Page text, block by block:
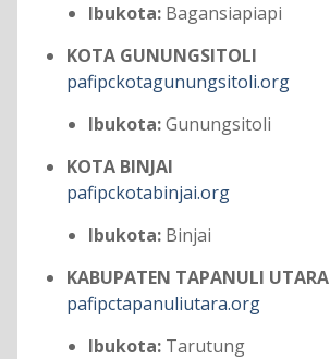
Ibukota:Bagansiapiapi
KOTA GUNUNGSITOLI
pafipckotagunungsitoli.org
Ibukota:Gunungsitoli
KOTA BINJAI
pafipckotabinjai.org
Ibukota:Binjai
KABUPATEN TAPANULI UTARA
pafipctapanuliutara.org
Ibukota:Tarutung